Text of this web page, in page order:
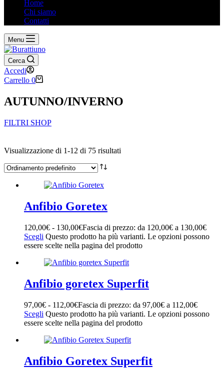
Home
Chi siamo
Contatti
Menu
Cerca
Accedi
Carrello 0
AUTUNNO/INVERNO
FILTRI SHOP
Prezzo minimo
Ricerca tramite testo
Categorie+
ABBIGLIAMENTO(12)
CALZATURE(60)
Stagione
AUTUNNO/INVERNO(75)
BIO MECANICS(1)
Visualizzazione di 1-12 di 75 risultati
Anfibio Goretex
120,00€ - 130,00€Fascia di prezzo: da 120,00€ a 130,00€
Scegli Questo prodotto ha più varianti. Le opzioni possono
essere scelte nella pagina del prodotto
Anfibio goretex Superfit
97,00€ - 112,00€Fascia di prezzo: da 97,00€ a 112,00€
Scegli Questo prodotto ha più varianti. Le opzioni possono
essere scelte nella pagina del prodotto
Anfibio Goretex Superfit